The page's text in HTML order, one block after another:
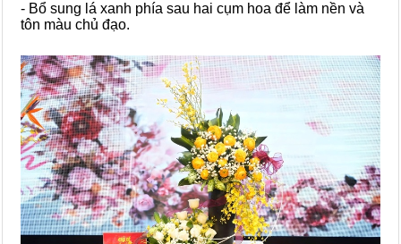
- Bổ sung lá xanh phía sau hai cụm hoa để làm nền và
tôn màu chủ đạo.